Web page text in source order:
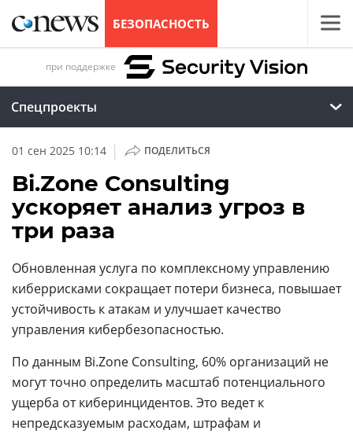
БЕЗОПАСНОСТЬ
при поддержке
Спецпроекты
01 сен 2025 10:14 | ПОДЕЛИТЬСЯ
Bi.Zone Consulting
ускоряет анализ угроз в
три раза
Обновленная услуга по комплексному управлению
киберрисками сокращает потери бизнеса, повышает
устойчивость к атакам и улучшает качество
управления кибербезопасностью.
По данным Bi.Zone Consulting, 60% организаций не
могут точно определить масштаб потенциального
ущерба от киберинцидентов. Это ведет к
непредсказуемым расходам, штрафам и